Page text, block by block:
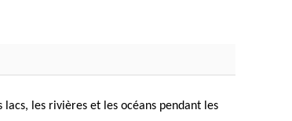
les rivières et les océans pendant les